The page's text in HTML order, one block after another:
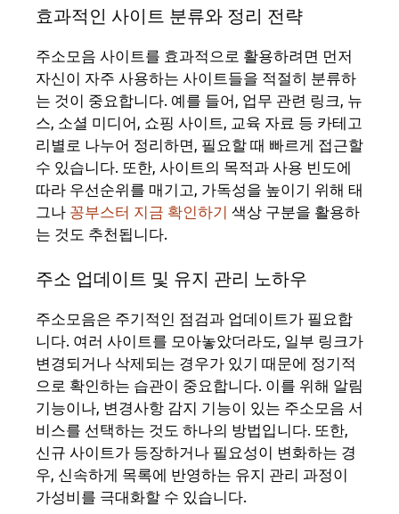
효과적인 사이트 분류와 정리 전략
주소모음 사이트를 효과적으로 활용하려면 먼저
자신이 자주 사용하는 사이트들을 적절히 분류하
는 것이 중요합니다. 예를 들어, 업무 관련 링크, 뉴
스, 소셜 미디어, 쇼핑 사이트, 교육 자료 등 카테고
리별로 나누어 정리하면, 필요할 때 빠르게 접근할
수 있습니다. 또한, 사이트의 목적과 사용 빈도에
따라 우선순위를 매기고, 가독성을 높이기 위해 태
그나 꽁부스터 지금 확인하기 색상 구분을 활용하
는 것도 추천됩니다.
주소 업데이트 및 유지 관리 노하우
주소모음은 주기적인 점검과 업데이트가 필요합
니다. 여러 사이트를 모아놓았더라도, 일부 링크가
변경되거나 삭제되는 경우가 있기 때문에 정기적
으로 확인하는 습관이 중요합니다. 이를 위해 알림
기능이나, 변경사항 감지 기능이 있는 주소모음 서
비스를 선택하는 것도 하나의 방법입니다. 또한,
신규 사이트가 등장하거나 필요성이 변화하는 경
우, 신속하게 목록에 반영하는 유지 관리 과정이
가성비를 극대화할 수 있습니다.